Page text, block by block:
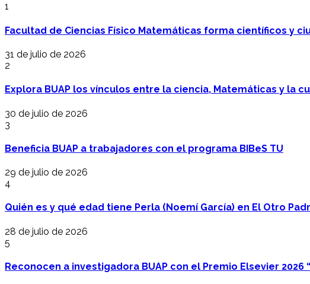
1
Facultad de Ciencias Físico Matemáticas forma científicos y
31 de julio de 2026
2
Explora BUAP los vínculos entre la ciencia, Matemáticas y la
30 de julio de 2026
3
Beneficia BUAP a trabajadores con el programa BIBeS TU
29 de julio de 2026
4
Quién es y qué edad tiene Perla (Noemí García) en El Otro
28 de julio de 2026
5
Reconocen a investigadora BUAP con el Premio Elsevier